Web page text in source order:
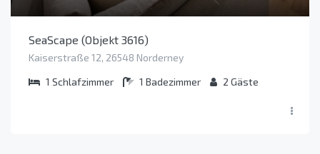
SeaScape (Objekt 3616)
Kaiserstraße 12, 26548 Norderney
1 Schlafzimmer 1 Badezimmer 2 Gäste